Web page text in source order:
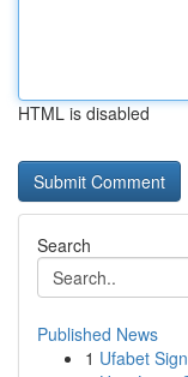
HTML is disabled
Search
Published News
1 Ufabet